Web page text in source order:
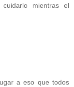
mientras el
a eso que todos